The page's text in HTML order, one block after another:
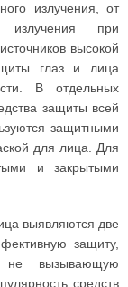
излучения, от
излучения при
высокой
глаз и лица
В отдельных
защиты всей
защитными
для лица. Для
и закрытыми
выявляются две
защиту,
вызывающую
средств